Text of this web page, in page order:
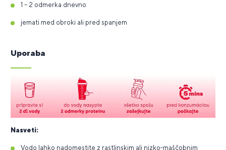
1 – 2 odmerka dnevno
jemati med obroki ali pred spanjem
Uporaba
Nasveti:
Vodo lahko nadomestite z rastlinskim ali nizko-maščobnim